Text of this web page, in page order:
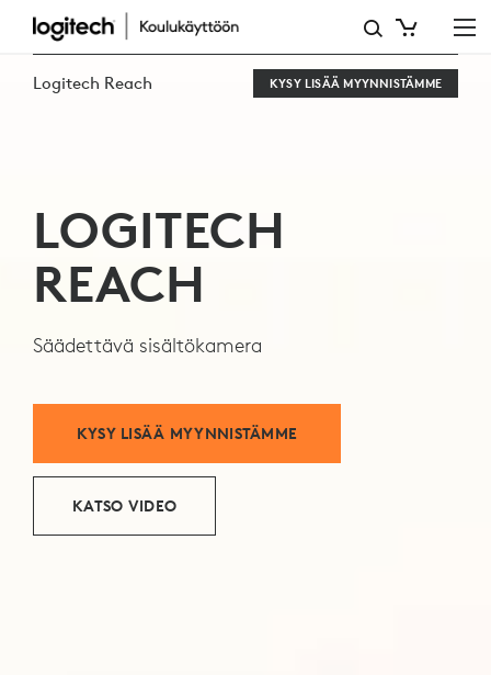
TUTUSTU
LOGITECH
Logitech Reach KYSY LISÄÄ MYYNNISTÄMME
LOGITECH
REACH
Säädettävä sisältökamera
KYSY LISÄÄ MYYNNISTÄMME
KATSO VIDEO